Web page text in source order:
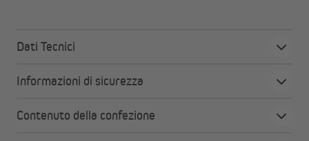
OEKO-TEX® Standard 100
Montaggio semplice e flessibile grazie al nastro
Orlo inferiore della tenda assicura una caduta elegante
Dati Tecnici
Informazioni di sicurezza
Contenuto della confezione